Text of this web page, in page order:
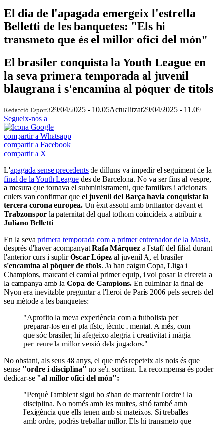
El dia de l'apagada emergeix l'estrella
Belletti de les banquetes: "Els hi
transmeto que és el millor ofici del món"
El brasiler conquista la Youth League en
la seva primera temporada al juvenil
blaugrana i s'encamina al pòquer de títols
Redacció Esport329/04/2025 - 10.05Actualitzat29/04/2025 - 11.09
Segueix-nos a
compartir a Whatsapp
compartir a Facebook
compartir a X
L'apagada sense precedents de dilluns va impedir el seguiment de la
final de la Youth League des de Barcelona. No va ser fins al vespre,
a mesura que tornava el subministrament, que familiars i aficionats
culers van confirmar que el juvenil del Barça havia conquistat la
tercera corona europea. Un èxit assolit amb brillantor davant el
Trabzonspor la paternitat del qual tothom coincideix a atribuir a
Juliano Belletti.
En la seva primera temporada com a primer entrenador de la Masia,
després d'haver acompanyat Rafa Márquez a l'staff del filial durant
l'anterior curs i suplirÓscar López al juvenil A, el brasiler
s'encamina al pòquer de títols. Ja han caigut Copa, Lliga i
Champions, marcant el camí al primer equip, i vol posar la cirereta a
la campanya amb la Copa de Campions. En culminar la final de
Nyon era inevitable preguntar a l'heroi de París 2006 pels secrets del
seu mètode a les banquetes:
"Aprofito la meva experiència com a futbolista per
preparar-los en el pla físic, tècnic i mental. A més, com
que sóc brasiler, hi afegeixo alegria i creativitat i màgia
per treure la millor versió dels jugadors."
No obstant, als seus 48 anys, el que més repeteix als nois és que
sense "ordre i disciplina" no se'n sortiran. La recompensa és poder
dedicar-se "al millor ofici del món":
"Perquè l'ambient sigui bo s'han de mantenir l'ordre i la
disciplina. No només amb les multes, sinó també amb
l'exigència que ells tenen amb si mateixos. Si treballes
amb ordre, podràs treballar millor. Els hi transmeto que